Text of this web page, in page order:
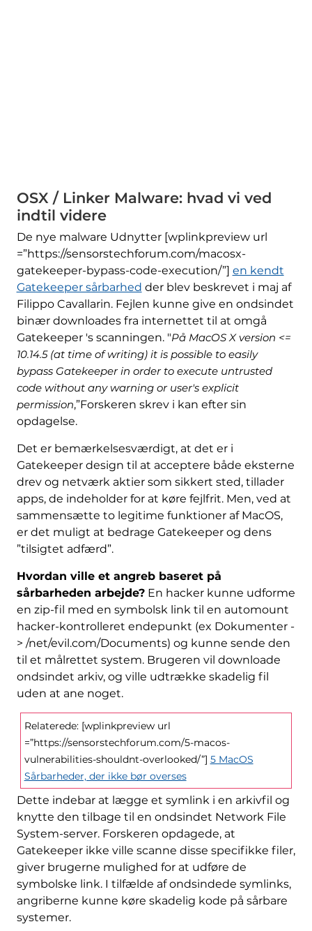
OSX / Linker Malware: hvad vi ved
indtil videre
De nye malware Udnytter [wplinkpreview url
=”https://sensorstechforum.com/macosx-
gatekeeper-bypass-code-execution/”] en kendt
Gatekeeper sårbarhed der blev beskrevet i maj af
Filippo Cavallarin. Fejlen kunne give en ondsindet
binær downloades fra internettet til at omgå
Gatekeeper 's scanningen. "På MacOS X version <=
10.14.5 (at time of writing) it is possible to easily
bypass Gatekeeper in order to execute untrusted
code without any warning or user's explicit
permission,”Forskeren skrev i kan efter sin
opdagelse.
Det er bemærkelsesværdigt, at det er i
Gatekeeper design til at acceptere både eksterne
drev og netværk aktier som sikkert sted, tillader
apps, de indeholder for at køre fejlfrit. Men, ved at
sammensætte to legitime funktioner af MacOS,
er det muligt at bedrage Gatekeeper og dens
”tilsigtet adfærd”.
Hvordan ville et angreb baseret på
sårbarheden arbejde?En hacker kunne udforme
en zip-fil med en symbolsk link til en automount
hacker-kontrolleret endepunkt (ex Dokumenter -
> /net/evil.com/Documents) og kunne sende den
til et målrettet system. Brugeren vil downloade
ondsindet arkiv, og ville udtrække skadelig fil
uden at ane noget.
Relaterede: [wplinkpreview url
=”https://sensorstechforum.com/5-macos-
vulnerabilities-shouldnt-overlooked/”] 5 MacOS
Sårbarheder, der ikke bør overses
Dette indebar at lægge et symlink i en arkivfil og
knytte den tilbage til en ondsindet Network File
System-server. Forskeren opdagede, at
Gatekeeper ikke ville scanne disse specifikke filer,
giver brugerne mulighed for at udføre de
symbolske link. I tilfælde af ondsindede symlinks,
angriberne kunne køre skadelig kode på sårbare
systemer.